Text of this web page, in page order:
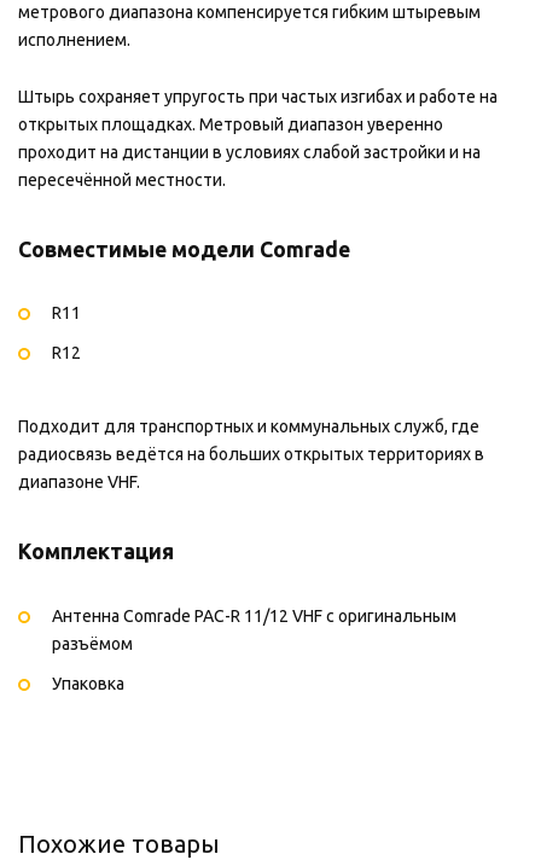
метрового диапазона компенсируется гибким штыревым
исполнением.
Штырь сохраняет упругость при частых изгибах и работе на
открытых площадках. Метровый диапазон уверенно
проходит на дистанции в условиях слабой застройки и на
пересечённой местности.
Совместимые модели Comrade
R11
R12
Подходит для транспортных и коммунальных служб, где
радиосвязь ведётся на больших открытых территориях в
диапазоне VHF.
Комплектация
Антенна Comrade PAC-R 11/12 VHF с оригинальным
разъёмом
Упаковка
Похожие товары